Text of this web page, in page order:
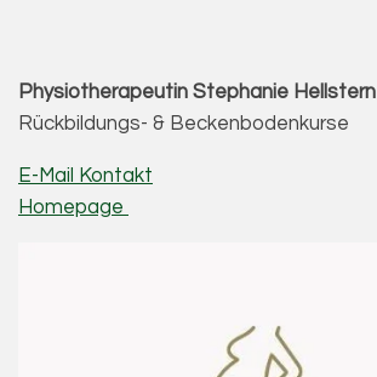
Physiotherapeutin Stephanie Hellstern
Rückbildungs- & Beckenbodenkurse
E-Mail Kontakt
Homepage